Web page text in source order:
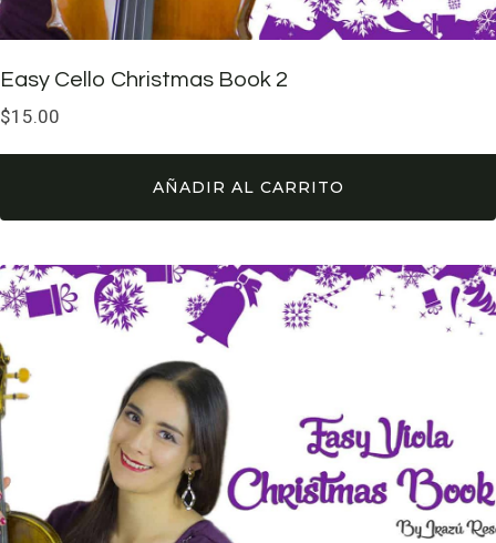
Easy Cello Christmas Book 2
$15.00
AÑADIR AL CARRITO